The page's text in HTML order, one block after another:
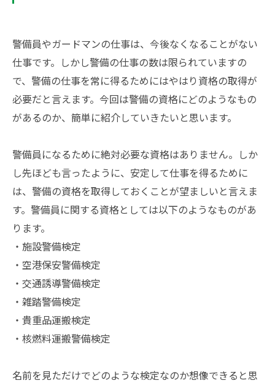
警備員やガードマンの仕事は、今後なくなることがない
仕事です。しかし警備の仕事の数は限られていますの
で、警備の仕事を常に得るためにはやはり資格の取得が
必要だと言えます。今回は警備の資格にどのようなもの
があるのか、簡単に紹介していきたいと思います。
警備員になるために絶対必要な資格はありません。しか
し先ほども言ったように、安定して仕事を得るために
は、警備の資格を取得しておくことが望ましいと言えま
す。警備員に関する資格としては以下のようなものがあ
ります。
・施設警備検定
・空港保安警備検定
・交通誘導警備検定
・雑踏警備検定
・貴重品運搬検定
・核燃料運搬警備検定
名前を見ただけでどのような検定なのか想像できると思